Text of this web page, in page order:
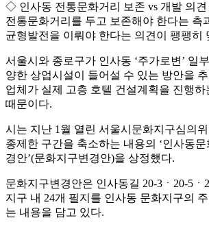
◇ 인사동 전통문화거리 보존 vs 개발 의견
전통문화거리를 두고 보존해야 한다는 측
균형발전을 이뤄야 한다는 의견이 팽팽히
서울시와 종로구가 인사동 ‘주가로변’ 일
양한 상업시설이 들어설 수 있는 방안을
업체가 실제 고층 호텔 건설계획을 진행하
때문이다.
시는 지난 1월 열린 서울시문화지구심의
종제한 구간을 축소하는 내용의 ‘인사동
경안’(문화지구변경안)을 상정했다.
문화지구변경안은 인사동길 20-3ㆍ20-5ㆍ
지구 내 24개 필지를 인사동 문화지구의
는 내용을 담고 있다.